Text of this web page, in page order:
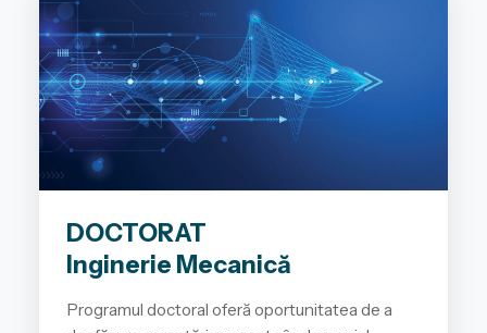
DOCTORAT
Inginerie Mecanică
Programul doctoral oferă oportunitatea de a